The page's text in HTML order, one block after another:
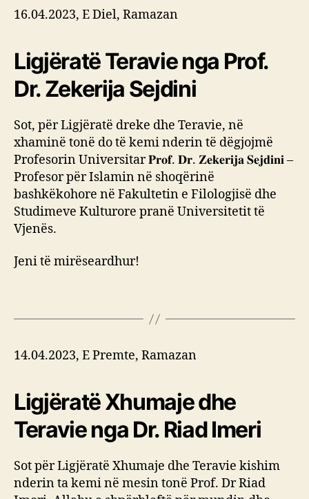
16.04.2023, E Diel, Ramazan
Ligjëratë Teravie nga Prof.
Dr. Zekerija Sejdini
Sot, për Ligjëratë dreke dhe Teravie, në
xhaminë tonë do të kemi nderin të dëgjojmë
Profesorin Universitar 𝐏𝐫𝐨𝐟. 𝐃𝐫. 𝐙𝐞𝐤𝐞𝐫𝐢𝐣𝐚 𝐒𝐞𝐣𝐝𝐢𝐧𝐢 –
Profesor për Islamin në shoqërinë
bashkëkohore në Fakultetin e Filologjisë dhe
Studimeve Kulturore pranë Universitetit të
Vjenës.
Jeni të mirëseardhur!
14.04.2023, E Premte, Ramazan
Ligjëratë Xhumaje dhe
Teravie nga Dr. Riad Imeri
Sot për Ligjëratë Xhumaje dhe Teravie kishim
nderin ta kemi në mesin tonë Prof. Dr Riad